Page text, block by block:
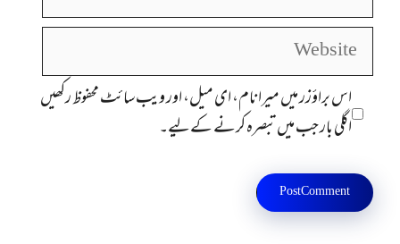
Website
اس براؤزر میں میرا نام، ای میل، اور ویب سائٹ محفوظ رکھیں
اگلی بار جب میں تبصرہ کرنے کےلیے۔